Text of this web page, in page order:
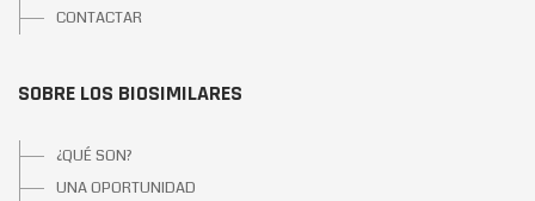
CONTACTAR
SOBRE LOS BIOSIMILARES
¿QUÉ SON?
UNA OPORTUNIDAD